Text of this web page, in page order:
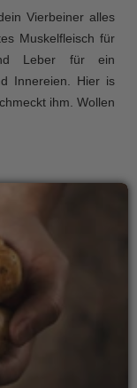
Vierbeiner alles
Muskelfleisch für
Leber für ein
Innereien. Hier is
ihm. Wollen